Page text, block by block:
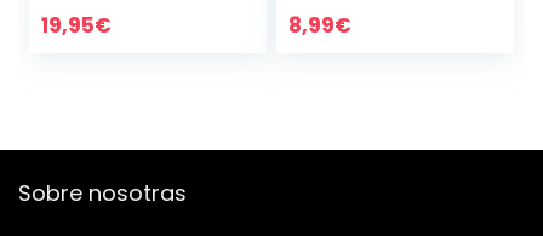
Ácido Hialurónico y
19,95€
a A- Crema Facial
8,99€
Sobre nosotras